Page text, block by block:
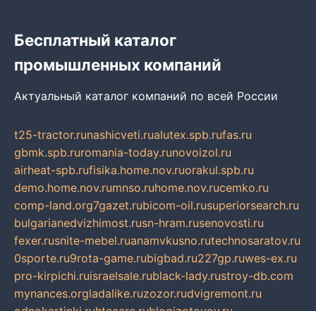
Бесплатный каталог
промышленных компаний
Актуальный каталог компаний по всей России
t25-tractor.runashicveti.rualutex.spb.rufas.ru
gbmk.spb.ruromania-today.runovoizol.ru
airheat-spb.rufisika.home.nov.ruorakul.spb.ru
demo.home.nov.rumnso.ruhome.nov.rucemko.ru
comp-land.org7gazet.rubicom-oil.rusuperiorsearch.ru
bulgarianedvizhimost.rusn-hram.rusenovosti.ru
fexer.rusnite-mebel.ruanamvkusno.rutechnosaratov.ru
0sporte.ru9rota-game.rubigbad.ru227gp.ruwes-ex.ru
pro-kirpichi.ruisraelsale.rublack-lady.rustroy-db.com
mynances.orgladalike.ruzozor.rudvigremont.ru